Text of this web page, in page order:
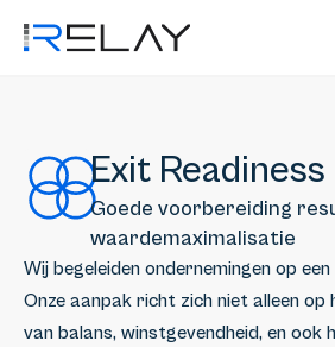
Exit Readiness
Goede voorbereiding
waardemaximalisatie
Wij begeleiden ondernemingen op
Onze aanpak richt zich niet alleen
van balans, winstgevendheid, en ook